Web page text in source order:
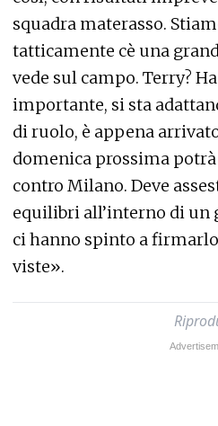
squadra materasso.
tatticamente cè una
vede sul campo. Terry?
importante, si sta
di ruolo, è appena
domenica prossima
contro Milano. Deve
equilibri all’interno di un
ci hanno spinto a
viste».